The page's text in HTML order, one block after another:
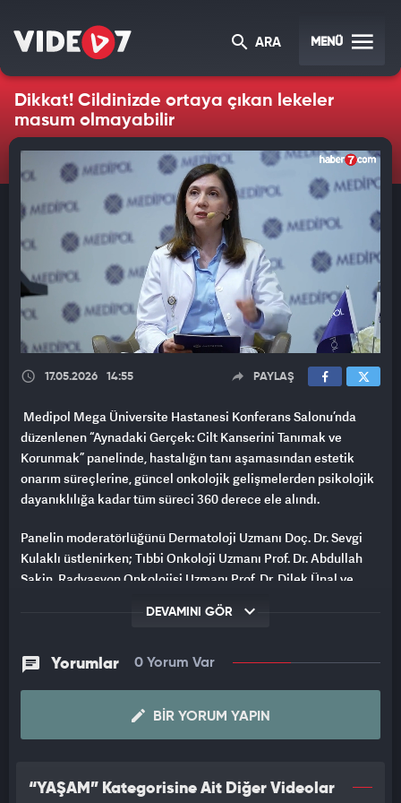
ARA MENÜ
Dikkat! Cildinizde ortaya çıkan lekeler
masum olmayabilir
17.05.2026 14:55 PAYLAŞ
Medipol Mega Üniversite Hastanesi Konferans Salonu’nda
düzenlenen “Aynadaki Gerçek: Cilt Kanserini Tanımak ve
Korunmak” panelinde, hastalığın tanı aşamasından estetik
onarım süreçlerine, güncel onkolojik gelişmelerden psikolojik
dayanıklılığa kadar tüm süreci 360 derece ele alındı.
Panelin moderatörlüğünü Dermatoloji Uzmanı Doç. Dr. Sevgi
Kulaklı üstlenirken; Tıbbi Onkoloji Uzmanı Prof. Dr. Abdullah
Sakin, Radyasyon Onkolojisi Uzmanı Prof. Dr. Dilek Ünal ve
panelist olarak yer aldı.
GÜNEŞ VE GENETİK FAKTÖRLERE DİKKAT
Deri kanserlerinin toplumda en sık görülen kanser türlerinin
başında geldiğini belirten Doç. Dr. Sevgi Kulaklı, “Hastalığın
gelişiminde birçok risk faktörü rol oynuyor. Güneşten korunma
Solaryum kullanımı, genetik yatkınlık, açık tenli ve renkli gözlü
DEVAMINI GÖR
Yorumlar 0 Yorum Var
BIR YORUM YAPIN
“YAŞAM” Kategorisine Ait Diğer Videolar